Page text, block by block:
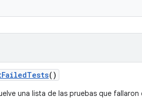
FailedTests()
una lista de las pruebas que